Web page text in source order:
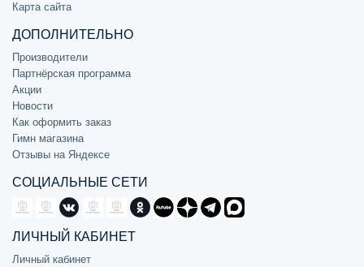
Карта сайта
ДОПОЛНИТЕЛЬНО
Производители
Партнёрская программа
Акции
Новости
Как оформить заказ
Гимн магазина
Отзывы на Яндексе
СОЦИАЛЬНЫЕ СЕТИ
ЛИЧНЫЙ КАБИНЕТ
Личный кабинет